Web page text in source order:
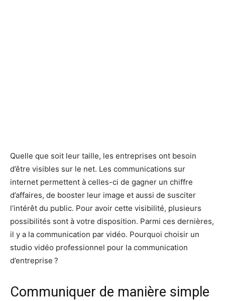
Quelle que soit leur taille, les entreprises ont besoin
d’être visibles sur le net. Les communications sur
internet permettent à celles-ci de gagner un chiffre
d’affaires, de booster leur image et aussi de susciter
l’intérêt du public. Pour avoir cette visibilité, plusieurs
possibilités sont à votre disposition. Parmi ces dernières,
il y a la communication par vidéo. Pourquoi choisir un
studio vidéo professionnel pour la communication
d’entreprise ?
Communiquer de manière simple